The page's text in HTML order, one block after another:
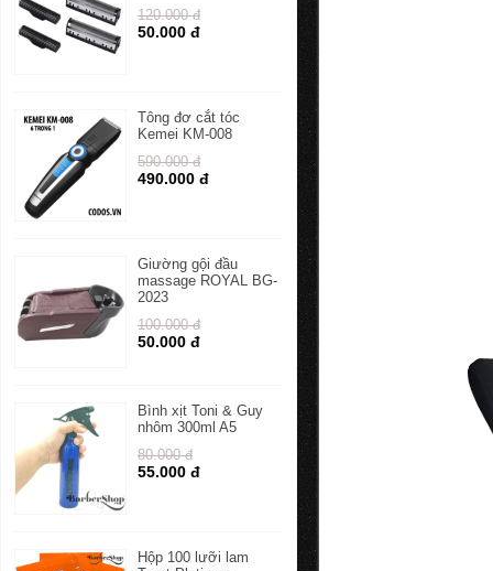
120.000 đ
50.000 đ
Tông đơ cắt tóc
Kemei KM-008
590.000 đ
490.000 đ
Giường gội đầu
massage ROYAL BG-
2023
100.000 đ
50.000 đ
Bình xịt Toni & Guy
nhôm 300ml A5
80.000 đ
55.000 đ
Hộp 100 lưỡi lam